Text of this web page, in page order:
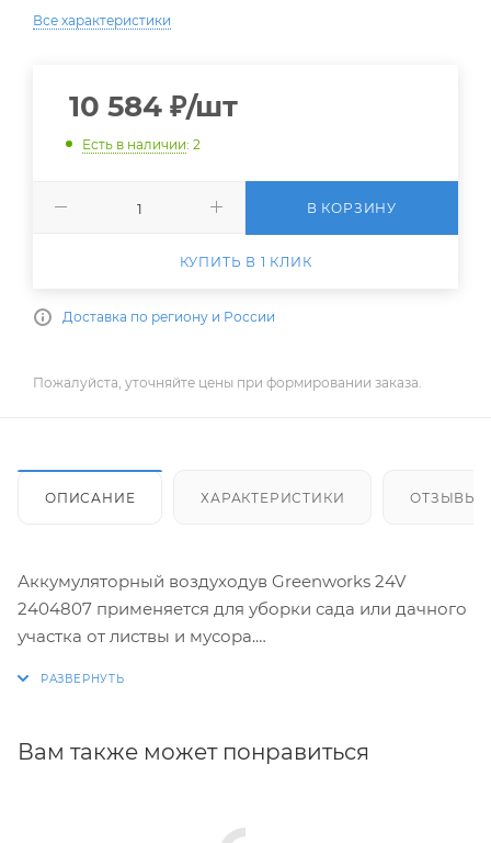
Все характеристики
10 584 ₽/шт
Есть в наличии: 2
В КОРЗИНУ
КУПИТЬ В 1 КЛИК
Доставка по региону и России
Пожалуйста, уточняйте цены при формировании заказа.
ОПИСАНИЕ ХАРАКТЕРИСТИКИ ОТЗЫВЫ
Аккумуляторный воздуходув Greenworks 24V
2404807 применяется для уборки сада или дачного
участка от листвы и мусора.
Вам также может понравиться